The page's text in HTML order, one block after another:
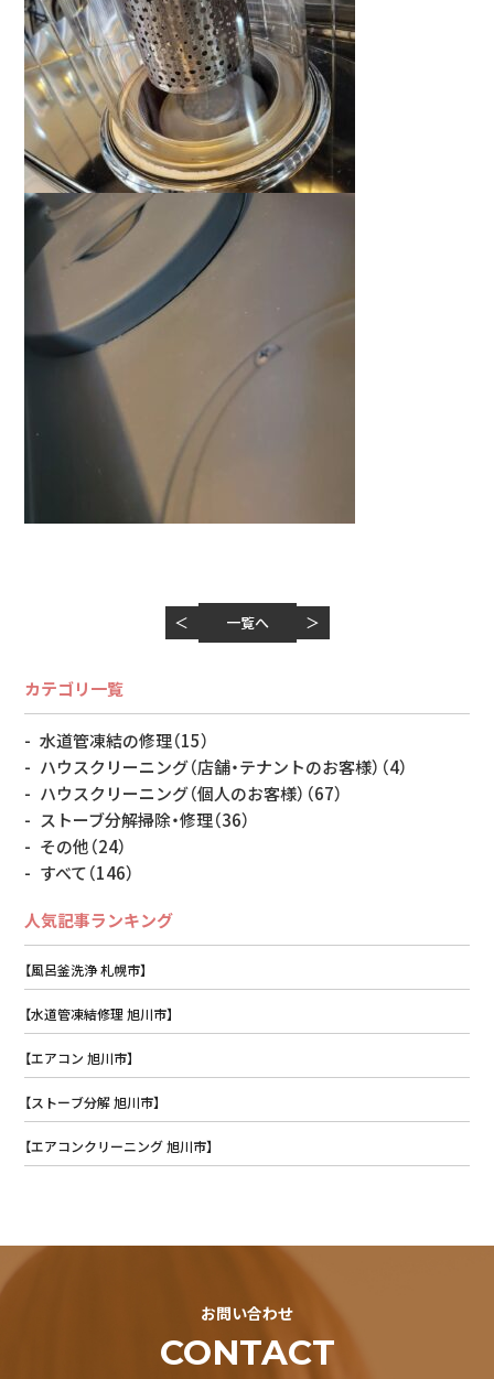
＜ 一覧へ ＞
カテゴリ一覧
すべて（146）
その他（24）
ストーブ分解掃除・修理（36）
ハウスクリーニング（個人のお客様） （67）
ハウスクリーニング（店舗・テナントのお客様） （4）
水道管凍結の修理（15）
人気記事ランキング
【風呂釜洗浄 札幌市】
【水道管凍結修理 旭川市】
【エアコン 旭川市】
【ストーブ分解 旭川市】
【エアコンクリーニング 旭川市】
お問い合わせ
CONTACT